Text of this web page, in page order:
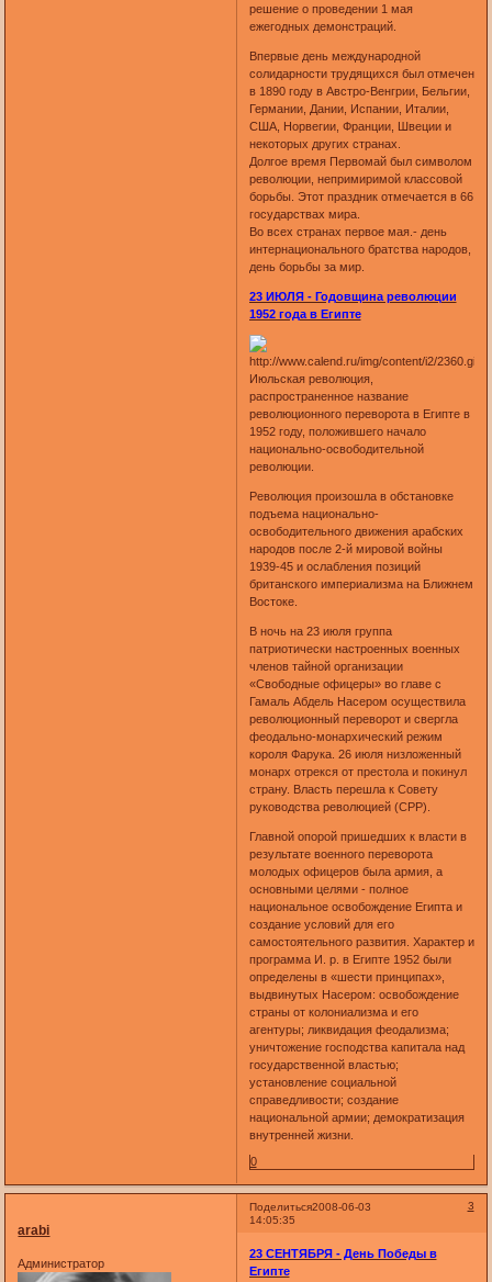
решение о проведении 1 мая
ежегодных демонстраций.
Впервые день международной
солидарности трудящихся был отмечен
в 1890 году в Австро-Венгрии, Бельгии,
Германии, Дании, Испании, Италии,
США, Норвегии, Франции, Швеции и
некоторых других странах.
Долгое время Первомай был символом
революции, непримиримой классовой
борьбы. Этот праздник отмечается в 66
государствах мира.
Во всех странах первое мая.- день
интернационального братства народов,
день борьбы за мир.
23 ИЮЛЯ - Годовщина революции
1952 года в Египте
Июльская революция,
распространенное название
революционного переворота в Египте в
1952 году, положившего начало
национально-освободительной
революции.
Революция произошла в обстановке
подъема национально-
освободительного движения арабских
народов после 2-й мировой войны
1939-45 и ослабления позиций
британского империализма на Ближнем
Востоке.
В ночь на 23 июля группа
патриотически настроенных военных
членов тайной организации
«Свободные офицеры» во главе с
Гамаль Абдель Насером осуществила
революционный переворот и свергла
феодально-монархический режим
короля Фарука. 26 июля низложенный
монарх отрекся от престола и покинул
страну. Власть перешла к Совету
руководства революцией (СРР).
Главной опорой пришедших к власти в
результате военного переворота
молодых офицеров была армия, а
основными целями - полное
национальное освобождение Египта и
создание условий для его
самостоятельного развития. Характер и
программа И. р. в Египте 1952 были
определены в «шести принципах»,
выдвинутых Насером: освобождение
страны от колониализма и его
агентуры; ликвидация феодализма;
уничтожение господства капитала над
государственной властью;
установление социальной
справедливости; создание
национальной армии; демократизация
внутренней жизни.
0
Поделиться 3
2008-06-03
14:05:35
arabi
Администратор
23 СЕНТЯБРЯ - День Победы в
Египте